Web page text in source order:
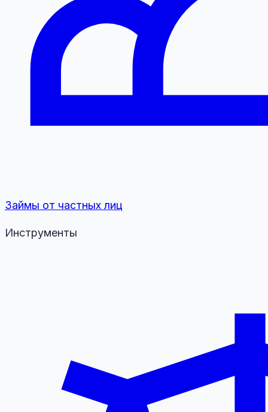
Займы от частных лиц
Инструменты